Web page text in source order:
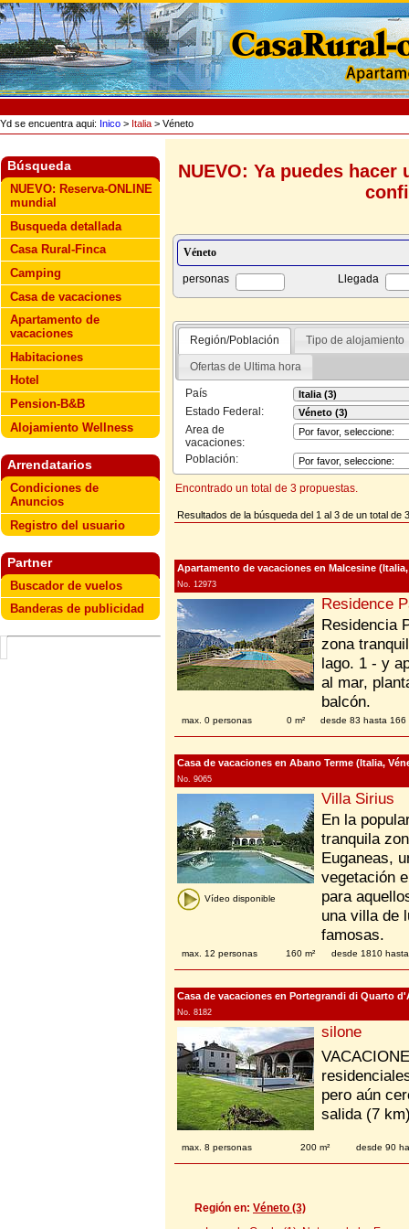
Yd se encuentra aqui: Inico > Italia > Véneto
Búsqueda
NUEVO: Reserva-ONLINE
mundial
Busqueda detallada
Casa Rural-Finca
Camping
Casa de vacaciones
Apartamento de
vacaciones
Habitaciones
Hotel
Pension-B&B
Alojamiento Wellness
Arrendatarios
Condiciones de
Anuncios
Registro del usuario
Partner
Buscador de vuelos
Banderas de publicidad
NUEVO: Ya puedes
personas Llegada
Región/Población Tipo de alojamiento
Ofertas de Ultima hora
País
Estado Federal:
Area de
vacaciones:
Población:
Encontrado un total de 3 propuestas.
Resultados de la búsqueda del 1 al 3 de un total de
Apartamento de vacaciones en Malcesine
No. 12973
Residence
Residencia
zona
lago. 1 - y
al mar,
balcón.
max. 0 personas 0 m² desde 83 hasta 166
Casa de vacaciones en Abano Terme (Italia,
No. 9065
Vídeo disponible
Villa Sirius
En la
tranquila
Euganeas,
vegetación
para
una villa de
famosas.
max. 12 personas 160 m² desde 1810
Casa de vacaciones en Portegrandi di Quarto
No. 8182
silone
pero aún
salida (7
max. 8 personas 200 m² desde 90
Región en: Véneto (3)